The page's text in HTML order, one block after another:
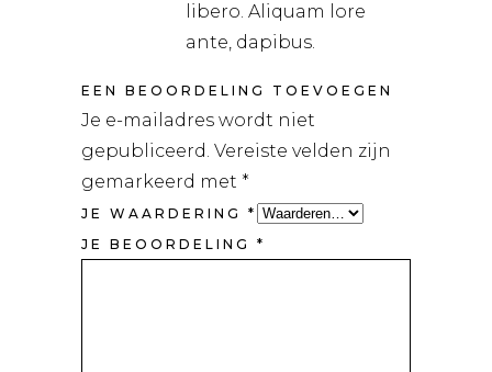
libero. Aliquam lore
ante, dapibus.
EEN BEOORDELING TOEVOEGEN
Je e-mailadres wordt niet
gepubliceerd. Vereiste velden zijn
gemarkeerd met *
JE WAARDERING *
JE BEOORDELING *